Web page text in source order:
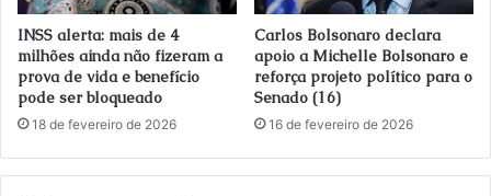
INSS alerta: mais de 4
milhões ainda não fizeram a
prova de vida e benefício
pode ser bloqueado
18 de fevereiro de 2026
Carlos Bolsonaro declara
apoio a Michelle Bolsonaro e
reforça projeto político para o
Senado (16)
16 de fevereiro de 2026